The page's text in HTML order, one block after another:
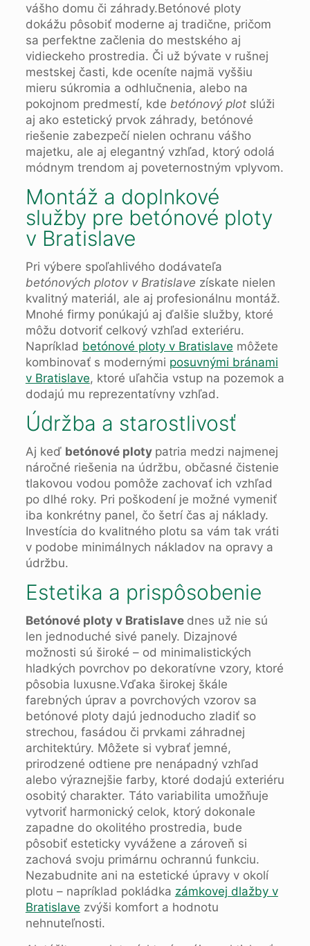
vášho domu či záhrady.Betónové ploty
dokážu pôsobiť moderne aj tradične, pričom
sa perfektne začlenia do mestského aj
vidieckeho prostredia. Či už bývate v rušnej
mestskej časti, kde oceníte najmä vyššiu
mieru súkromia a odhlučnenia, alebo na
pokojnom predmestí, kde betónový plotslúži
aj ako estetický prvok záhrady, betónové
riešenie zabezpečí nielen ochranu vášho
majetku, ale aj elegantný vzhľad, ktorý odolá
módnym trendom aj poveternostným vplyvom.
Montáž a doplnkové
služby pre betónové ploty
v Bratislave
Pri výbere spoľahlivého dodávateľa
betónových plotov v Bratislave získate nielen
kvalitný materiál, ale aj profesionálnu montáž.
Mnohé firmy ponúkajú aj ďalšie služby, ktoré
môžu dotvoriť celkový vzhľad exteriéru.
Napríklad betónové ploty v Bratislave môžete
kombinovať s modernými posuvnými bránami
v Bratislave, ktoré uľahčia vstup na pozemok a
dodajú mu reprezentatívny vzhľad.
Údržba a starostlivosť
Aj keď betónové ploty patria medzi najmenej
náročné riešenia na údržbu, občasné čistenie
tlakovou vodou pomôže zachovať ich vzhľad
po dlhé roky. Pri poškodení je možné vymeniť
iba konkrétny panel, čo šetrí čas aj náklady.
Investícia do kvalitného plotu sa vám tak vráti
v podobe minimálnych nákladov na opravy a
údržbu.
Estetika a prispôsobenie
Betónové ploty v Bratislave dnes už nie sú
len jednoduché sivé panely. Dizajnové
možnosti sú široké – od minimalistických
hladkých povrchov po dekoratívne vzory, ktoré
pôsobia luxusne.Vďaka širokej škále
farebných úprav a povrchových vzorov sa
betónové ploty dajú jednoducho zladiť so
strechou, fasádou či prvkami záhradnej
architektúry. Môžete si vybrať jemné,
prirodzené odtiene pre nenápadný vzhľad
alebo výraznejšie farby, ktoré dodajú exteriéru
osobitý charakter. Táto variabilita umožňuje
vytvoriť harmonický celok, ktorý dokonale
zapadne do okolitého prostredia, bude
pôsobiť esteticky vyvážene a zároveň si
zachová svoju primárnu ochrannú funkciu.
Nezabudnite ani na estetické úpravy v okolí
plotu – napríklad pokládka zámkovej dlažby v
Bratislave zvýši komfort a hodnotu
nehnuteľnosti.